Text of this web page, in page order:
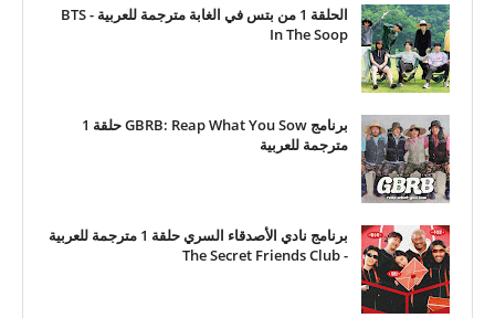
الحلقة 1 من بتس في الغابة مترجمة للعربية - BTS
In The Soop
برنامج GBRB: Reap What You Sow حلقة 1
مترجمة للعربية
برنامج نادي الأصدقاء السري حلقة 1 مترجمة للعربية
- The Secret Friends Club